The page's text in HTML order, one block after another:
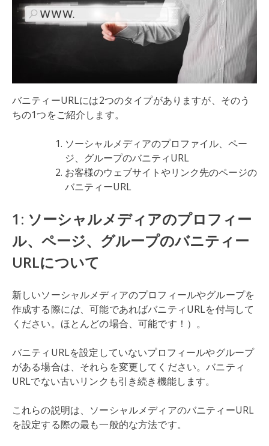
バニティーURLには2つのタイプがありますが、そのう
ちの1つをご紹介します。
ソーシャルメディアのプロファイル、ペー
ジ、グループのバニティURL
お客様のウェブサイトやリンク先のページの
バニティーURL
1: ソーシャルメディアのプロフィー
ル、ページ、グループのバニティー
URLについて
新しいソーシャルメディアのプロフィールやグループを
作成する際には、可能であればバニティURLを付与して
ください。ほとんどの場合、可能です！）。
バニティURLを設定していないプロフィールやグループ
がある場合は、それらを変更してください。バニティ
URLでない古いリンクも引き続き機能します。
これらの説明は、ソーシャルメディアのバニティーURL
を設定する際の最も一般的な方法です。